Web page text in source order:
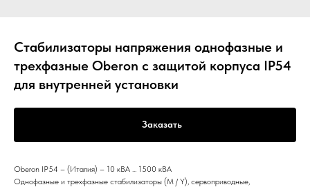
Стабилизаторы напряжения однофазные и
трехфазные Oberon с защитой корпуса IP54
для внутренней установки
Заказать
Oberon IP54 – (Италия) – 10 кВА ... 1500 кВА
Однофазные и трехфазные стабилизаторы (M / Y), сервоприводные,